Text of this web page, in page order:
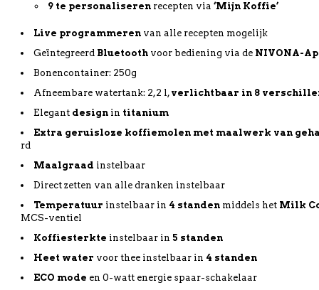
9 te personaliserenrecepten via ‘MijnKoffie’
Live programmerenvan alle recepten mogelijk
Geïntegreerd Bluetooth voor bediening via de NIVONA-
Bonencontainer: 250g
Afneembare watertank: 2,2 l, verlichtbaar in 8
Elegant designin titanium
Extra geruisloze koffiemolenmet maalwerk van
rd
Maalgraad instelbaar
Direct zetten van alle dranken instelbaar
Temperatuur instelbaar in 4 standenmiddels het Milk
MCS-ventiel
Koffiesterkte instelbaar in 5 standen
Heetwater voor thee instelbaar in 4 standen
ECO mode en 0-watt energie spaar-schakelaar